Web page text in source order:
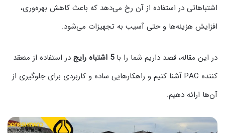
اشتباهاتی در استفاده از آن رخ می‌دهد که باعث کاهش بهره‌وری،
افزایش هزینه‌ها و حتی آسیب به تجهیزات می‌شود.
در این مقاله، قصد داریم شما را با5 اشتباه رایج
در استفاده از منعقد
کننده PAC آشنا کنیم و راهکارهایی ساده و کاربردی برای جلوگیری از
آن‌ها ارائه دهیم.